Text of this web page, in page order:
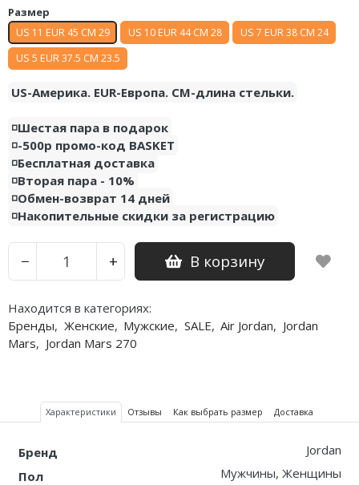
Размер
US 11 EUR 45 CM 29 US 10 EUR 44 CM 28
US 7 EUR 38 CM 24
US 5 EUR 37.5 CM 23.5
US-Америка. EUR-Европа. CM-длина стельки.
◽️Шестая пара в подарок
◽️-500р промо-код BASKET
◽️Бесплатная доставка
◽️Вторая пара - 10%
◽️Обмен-возврат 14 дней
◽️Накопительные скидки за регистрацию
− + В корзину
Находится в категориях:
Бренды, Женские, Мужские, SALE, Air Jordan, Jordan
Mars, Jordan Mars 270
Характеристики Отзывы Как выбрать размер Доставка
Бренд
Jordan
Пол
Мужчины, Женщины
Nike A’ja
Nike ST
Nike GT
Nike Ja
Nike Book
Nike LeBron
Nike Kyrie
Nike Freak
Nike PG